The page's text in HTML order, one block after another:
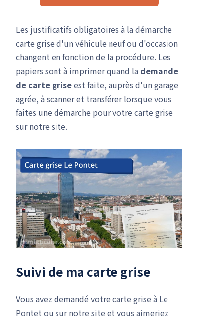
Les justificatifs obligatoires à la démarche
carte grise d'un véhicule neuf ou d'occasion
changent en fonction de la procédure. Les
papiers sont à imprimer quand la demande
de carte griseest faite, auprès d'un garage
agrée, à scanner et transférer lorsque vous
faites une démarche pour votre carte grise
sur notre site.
Suivi de ma carte grise
Vous avez demandé votre carte grise à Le
Pontet ou sur notre site et vous aimeriez